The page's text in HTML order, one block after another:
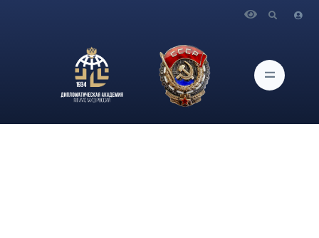
Вечер осетинской литературы, посвященный
основоположнику осетинского языка Коста Левановичу